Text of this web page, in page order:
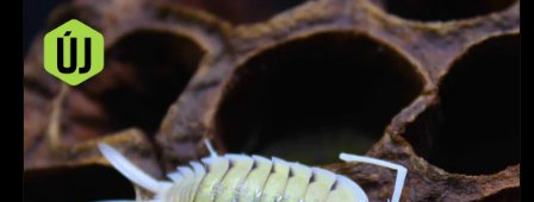
ugrás a
termékadatokra